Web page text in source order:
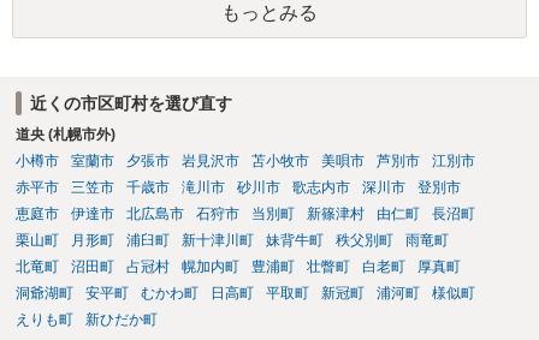
もっとみる
近くの市区町村を選び直す
道央 (札幌市外)
小樽市
室蘭市 夕張市 岩見沢市 苫小牧市 美唄市 芦別市
江別市
赤平市
三笠市 千歳市 滝川市 砂川市 歌志内市 深川市
登別市
恵庭市
伊達市 北広島市 石狩市 当別町 新篠津村 由仁町
長沼町
栗山町
月形町 浦臼町 新十津川町 妹背牛町 秩父別町
雨竜町
北竜町
沼田町 占冠村 幌加内町 豊浦町 壮瞥町 白老町
厚真町
洞爺湖町
安平町 むかわ町 日高町 平取町 新冠町 浦河町
様似町
えりも町
新ひだか町